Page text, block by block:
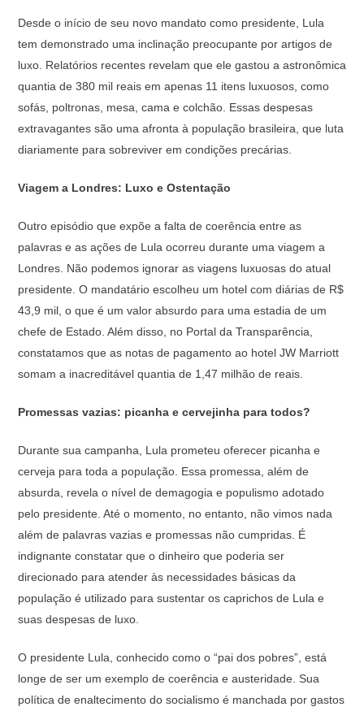
Desde o início de seu novo mandato como presidente, Lula
tem demonstrado uma inclinação preocupante por artigos de
luxo. Relatórios recentes revelam que ele gastou a astronômica
quantia de 380 mil reais em apenas 11 itens luxuosos, como
sofás, poltronas, mesa, cama e colchão. Essas despesas
extravagantes são uma afronta à população brasileira, que luta
diariamente para sobreviver em condições precárias.
Viagem a Londres: Luxo e Ostentação
Outro episódio que expõe a falta de coerência entre as
palavras e as ações de Lula ocorreu durante uma viagem a
Londres. Não podemos ignorar as viagens luxuosas do atual
presidente. O mandatário escolheu um hotel com diárias de R$
43,9 mil, o que é um valor absurdo para uma estadia de um
chefe de Estado. Além disso, no Portal da Transparência,
constatamos que as notas de pagamento ao hotel JW Marriott
somam a inacreditável quantia de 1,47 milhão de reais.
Promessas vazias: picanha e cervejinha para todos?
Durante sua campanha, Lula prometeu oferecer picanha e
cerveja para toda a população. Essa promessa, além de
absurda, revela o nível de demagogia e populismo adotado
pelo presidente. Até o momento, no entanto, não vimos nada
além de palavras vazias e promessas não cumpridas. É
indignante constatar que o dinheiro que poderia ser
direcionado para atender às necessidades básicas da
população é utilizado para sustentar os caprichos de Lula e
suas despesas de luxo.
O presidente Lula, conhecido como o “pai dos pobres”, está
longe de ser um exemplo de coerência e austeridade. Sua
política de enaltecimento do socialismo é manchada por gastos